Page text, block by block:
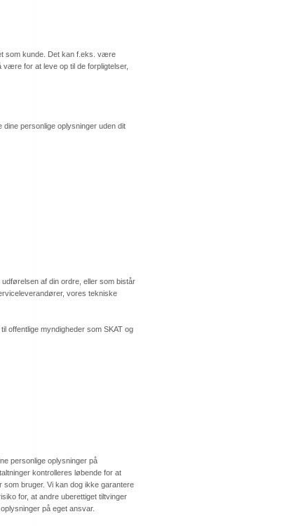
som kunde. Det kan f.eks. være
for at leve op til de forpligtelser,
personlige oplysninger uden dit
af din ordre, eller som bistår
vores tekniske
offentlige myndigheder som SKAT og
personlige oplysninger på
kontrolleres løbende for at
bruger. Vi kan dog ikke garantere
for, at andre uberettiget tiltvinger
på eget ansvar.